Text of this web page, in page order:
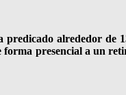
alrededor de
presencial a un